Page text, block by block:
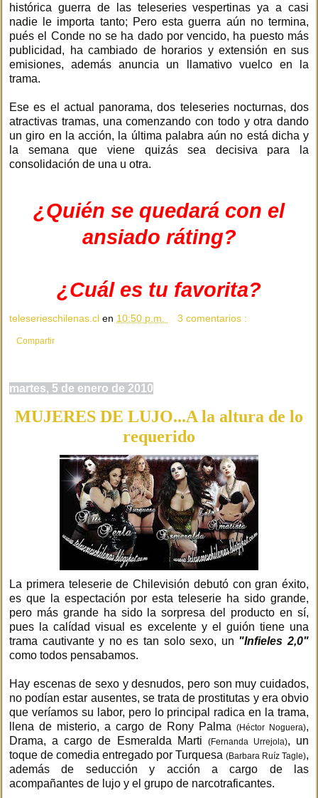
histórica guerra de las teleseries vespertinas ya a casi
nadie le importa tanto; Pero esta guerra aún no termina,
pués el Conde no se ha dado por vencido, ha puesto más
publicidad, ha cambiado de horarios y extensión en sus
emisiones, además anuncia un llamativo vuelco en la
trama.
Ese es el actual panorama, dos teleseries nocturnas, dos
atractivas tramas, una comenzando con todo y otra dando
un giro en la acción, la última palabra aún no está dicha y
la semana que viene quizás sea decisiva para la
consolidación de una u otra.
¿Quién se quedará con el
ansiado ráting?
¿Cuál es tu favorita?
teleserieschilenas.cl en 10:50 p.m. 3 comentarios :
Compartir
martes, 5 de enero de 2010
MUJERES DE LUJO...A la altura de lo
requerido
La primera teleserie de Chilevisión debutó con gran éxito,
es que la espectación por esta teleserie ha sido grande,
pero más grande ha sido la sorpresa del producto en sí,
pues la calídad visual es excelente y el guión tiene una
trama cautivante y no es tan solo sexo, un "Infieles 2,0"
como todos pensabamos.
Hay escenas de sexo y desnudos, pero son muy cuidados,
no podían estar ausentes, se trata de prostitutas y era obvio
que veríamos su labor, pero lo principal radica en la trama,
llena de misterio, a cargo de Rony Palma (Héctor Noguera),
Drama, a cargo de Esmeralda Marti
(Fernanda Urrejola), un
toque de comedia entregado por Turquesa (Barbara Ruíz Tagle),
además de seducción y acción a cargo de las
acompañantes de lujo y el grupo de narcotraficantes.